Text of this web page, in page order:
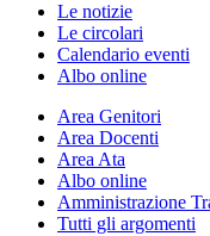
Le notizie
Le circolari
Calendario eventi
Albo online
Area Genitori
Area Docenti
Area Ata
Albo online
Amministrazione
Tutti gli argomenti